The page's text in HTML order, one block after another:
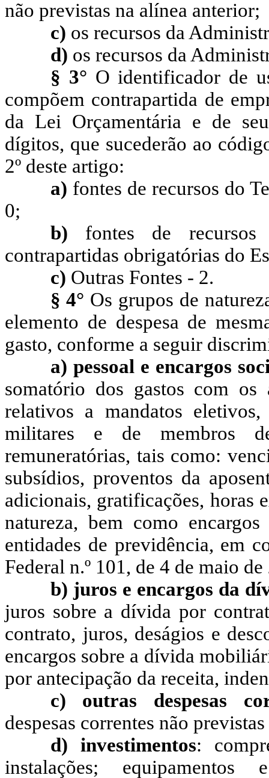
não previstas na alínea anterior;
c) os recursos da
d) os recursos da
§ 3° O identificador de
compõem contrapartida de
da Lei Orçamentária e de
dígitos, que sucederão ao
2º deste artigo:
a) fontes de recursos do
0;
b) fontes de
contrapartidas obrigatórias do
c) Outras Fontes - 2.
§ 4° Os grupos de
elemento de despesa de
gasto, conforme a seguir
a) pessoal e encargos
somatório dos gastos com
relativos a mandatos
militares e de membros
remuneratórias, tais como:
subsídios, proventos da
adicionais, gratificações, horas
natureza, bem como
entidades de previdência, em
Federal n.º 101, de 4 de maio
b) juros e encargos da
juros sobre a dívida por
contrato, juros, deságios e
encargos sobre a dívida
por antecipação da receita,
c) outras despesas
despesas correntes não
d) investimentos:
instalações;